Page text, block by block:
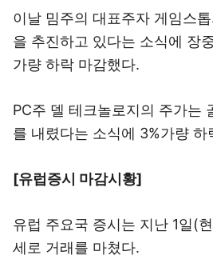
이날 밈주의 대표주자 게임스
을 추진하고 있다는 소식에 장
가량 하락 마감했다.
PC주 델 테크놀로지의 주가는
를 내렸다는 소식에 3%가량 하
[유럽증시 마감시황]
유럽 주요국 증시는 지난 1일(
세로 거래를 마쳤다.